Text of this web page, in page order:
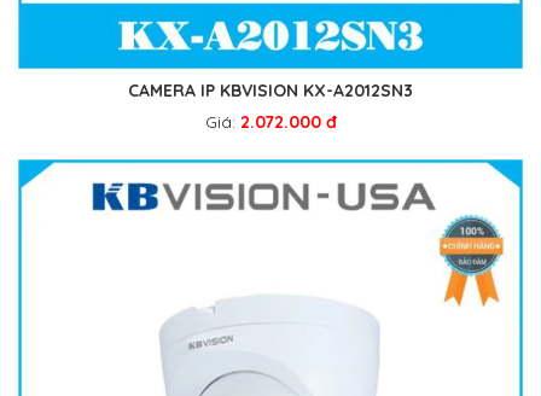
CAMERA IP KBVISION KX-A2012SN3
Giá: 2.072.000 đ